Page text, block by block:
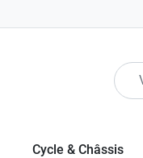
Cycle & Châssis